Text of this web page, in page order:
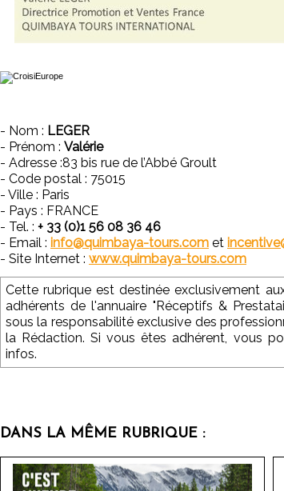
- Nom : LEGER
- Prénom : Valérie
- Adresse :83 bis rue de l’Abbé Groult
- Code postal : 75015
- Ville : Paris
- Pays : FRANCE
- Tel. : + 33 (0)1 56 08 36 46
- Email : info@quimbaya-tours.com et
- Site Internet : www.quimbaya-tours.com
Cette rubrique est destinée exclusivement
adhérents de l'annuaire "Réceptifs &
sous la responsabilité exclusive des
la Rédaction. Si vous êtes adhérent, vous
infos.
DANS LA MÊME RUBRIQUE :